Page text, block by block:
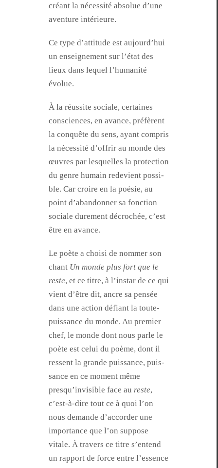
créant la néces­sité absolue d’une
aven­ture intérieure.
Ce type d’at­ti­tude est aujour­d’hui
un enseigne­ment sur l’é­tat des
lieux dans lequel l’hu­man­ité
évolue.
À la réus­site sociale, cer­taines
con­sciences, en avance, préfèrent
la con­quête du sens, ayant com­pris
la néces­sité d’of­frir au monde des
œuvres par lesquelles la pro­tec­tion
du genre humain rede­vient pos­si­
ble. Car croire en la poésie, au
point d’a­ban­don­ner sa fonc­tion
sociale dure­ment décrochée, c’est
être en avance.
Le poète a choisi de nom­mer son
chant Un monde plus fort que le
reste, et ce titre, à l’in­star de ce qui
vient d’être dit, ancre sa pen­sée
dans une action défi­ant la toute-
puis­sance du monde. Au pre­mier
chef, le monde dont nous par­le le
poète est celui du poème, dont il
ressent la grande puis­sance, puis­
sance en ce moment même
presqu’in­vis­i­ble face au reste,
c’est-à-dire tout ce à quoi l’on
nous demande d’ac­corder une
impor­tance que l’on sup­pose
vitale. À tra­vers ce titre s’en­tend
un rap­port de force entre l’essence